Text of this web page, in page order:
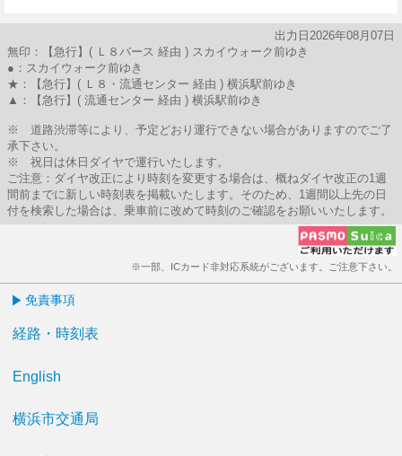
出力日2026年08月07日
無印：【急行】( Ｌ８バース 経由 ) スカイウォーク前ゆき
●：スカイウォーク前ゆき
★：【急行】( Ｌ８・流通センター 経由 ) 横浜駅前ゆき
▲：【急行】( 流通センター 経由 ) 横浜駅前ゆき
※ 道路渋滞等により、予定どおり運行できない場合がありますのでご了
承下さい。
※ 祝日は休日ダイヤで運行いたします。
ご注意：ダイヤ改正により時刻を変更する場合は、概ねダイヤ改正の1週
間前までに新しい時刻表を掲載いたします。そのため、1週間以上先の日
付を検索した場合は、乗車前に改めて時刻のご確認をお願いいたします。
※一部、ICカード非対応系統がございます。ご注意下さい。
免責事項
経路・時刻表
English
横浜市交通局